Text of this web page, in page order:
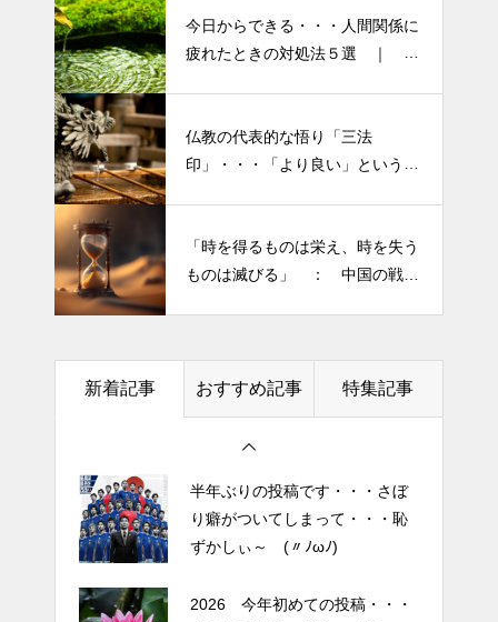
今日からできる・・・人間関係に
疲れたときの対処法５選 ｜ 心
仏教の代表的な悟り「三法
印」・・・「より良い」という気
「時を得るものは栄え、時を失う
ものは滅びる」 ： 中国の戦国
新着記事 おすすめ記事 特集記事
半年ぶりの投稿です・・・さぼ
り癖がついてしまって・・・恥
ずかしぃ～ (〃ﾉωﾉ)
2026 今年初めての投稿・・・
テーマです。
土用の丑の日・・・余計なこと
半年ぶりの投稿です・・・さぼ
り癖がついてしまって・・・恥
ずかしぃ～ (〃ﾉωﾉ)
2026 今年初めての投稿・・・